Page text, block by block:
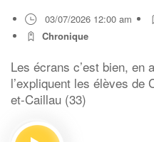
03/07/2026 12:00 am
Chronique
Les écrans c’est bien, en
l’expliquent les élèves de
et-Caillau (33)